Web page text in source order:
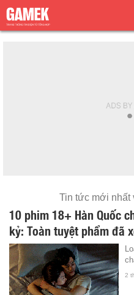
Tin tức mới nhất
10 phim 18+ Hàn Quốc
kỷ: Toàn tuyệt phẩm đã
2